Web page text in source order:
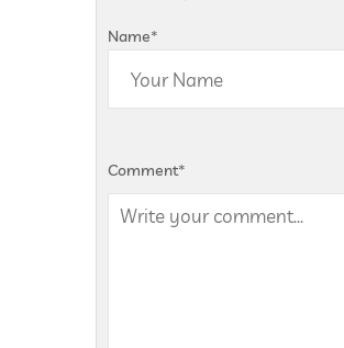
Name*
Comment*